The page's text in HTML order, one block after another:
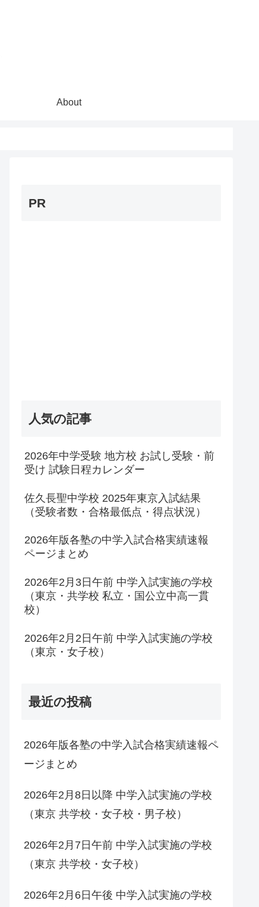
About
PR
人気の記事
2026年中学受験 地方校 お試し受験・前
受け 試験日程カレンダー
佐久長聖中学校 2025年東京入試結果
（受験者数・合格最低点・得点状況）
2026年版各塾の中学入試合格実績速報
ページまとめ
2026年2月3日午前 中学入試実施の学校
（東京・共学校 私立・国公立中高一貫
校）
2026年2月2日午前 中学入試実施の学校
（東京・女子校）
最近の投稿
2026年版各塾の中学入試合格実績速報ペ
ージまとめ
2026年2月8日以降 中学入試実施の学校
（東京 共学校・女子校・男子校）
2026年2月7日午前 中学入試実施の学校
（東京 共学校・女子校）
2026年2月6日午後 中学入試実施の学校